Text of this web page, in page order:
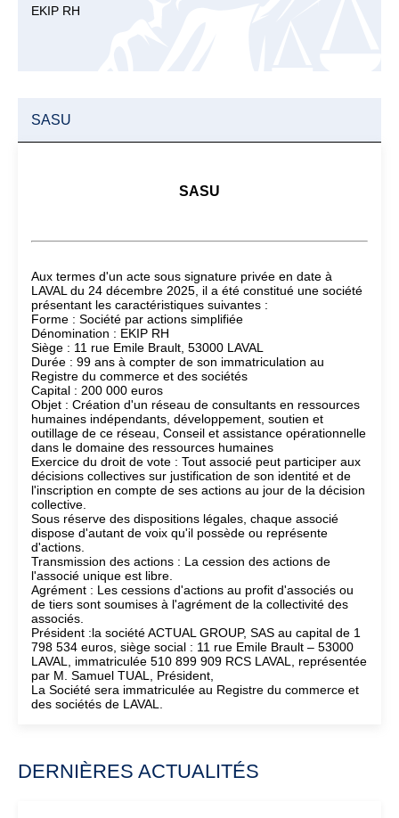
EKIP RH
SASU
SASU
Aux termes d'un acte sous signature privée en date à
LAVAL du 24 décembre 2025, il a été constitué une société
présentant les caractéristiques suivantes :
Forme : Société par actions simplifiée
Dénomination : EKIP RH
Siège : 11 rue Emile Brault, 53000 LAVAL
Durée : 99 ans à compter de son immatriculation au
Registre du commerce et des sociétés
Capital : 200 000 euros
Objet : Création d'un réseau de consultants en ressources
humaines indépendants, développement, soutien et
outillage de ce réseau, Conseil et assistance opérationnelle
dans le domaine des ressources humaines
Exercice du droit de vote : Tout associé peut participer aux
décisions collectives sur justification de son identité et de
l'inscription en compte de ses actions au jour de la décision
collective.
Sous réserve des dispositions légales, chaque associé
dispose d'autant de voix qu'il possède ou représente
d'actions.
Transmission des actions : La cession des actions de
l'associé unique est libre.
Agrément : Les cessions d'actions au profit d'associés ou
de tiers sont soumises à l'agrément de la collectivité des
associés.
Président :la société ACTUAL GROUP, SAS au capital de 1
798 534 euros, siège social : 11 rue Emile Brault – 53000
LAVAL, immatriculée 510 899 909 RCS LAVAL, représentée
par M. Samuel TUAL, Président,
La Société sera immatriculée au Registre du commerce et
des sociétés de LAVAL.
DERNIÈRES ACTUALITÉS